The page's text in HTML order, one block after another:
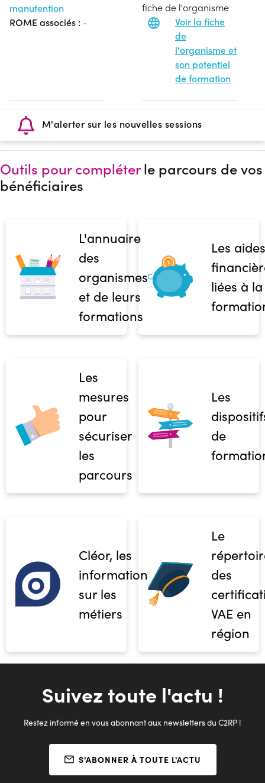
manutention
ROME associés : -
fiche de l'organisme
Voir la fiche
de
l'organisme et
son potentiel
de formation
M'alerter sur les nouvelles sessions
Outils pour compléterle parcours de vos
bénéficiaires
L'annuaire
des
organismes
et de leurs
formations
Les aides
liées à la
Les
mesures
pour
sécuriser
les
parcours
Les
de
Cléor, les
informations
sur les
métiers
Le
des
VAE en
région
Suivez toute l'actu !
Restez informé en vous abonnant aux newsletters du C2RP !
S'ABONNER À TOUTE L'ACTU